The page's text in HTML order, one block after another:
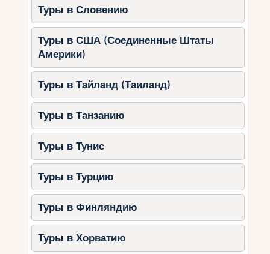
настоящий рай. Среди топовых курортов:
Китцбюэль– легендарное место с
трассами мирового уровня.
Санкт-Антон– идеален для
фрирайда и экстремального катания.
Зёльден– современный курорт с
отличной инфраструктурой.
Бад-Гаштайн– сочетает лыжи и
термальные источники.
Виды туров в Австрию
Экскурсионные туры– знакомство с
историей и архитектурой городов.
Гастрономические туры–
дегустация местных блюд и
Туры в Словению
Туры в США (Соединенные Штаты
Америки)
Туры в Тайланд (Таиланд)
Туры в Танзанию
Туры в Тунис
Туры в Турцию
Туры в Финляндию
Туры в Хорватию